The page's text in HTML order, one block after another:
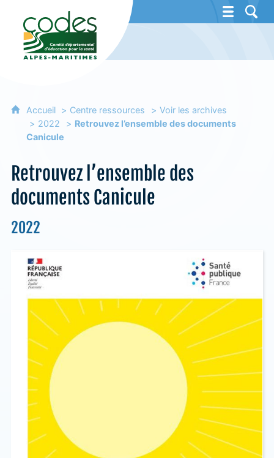
CoDES 06 - Comité départemental
Accueil Centre ressources
Voir les archives
2022
Retrouvez l’ensemble des documents
Canicule
Retrouvez l’ensemble des
documents Canicule
2022